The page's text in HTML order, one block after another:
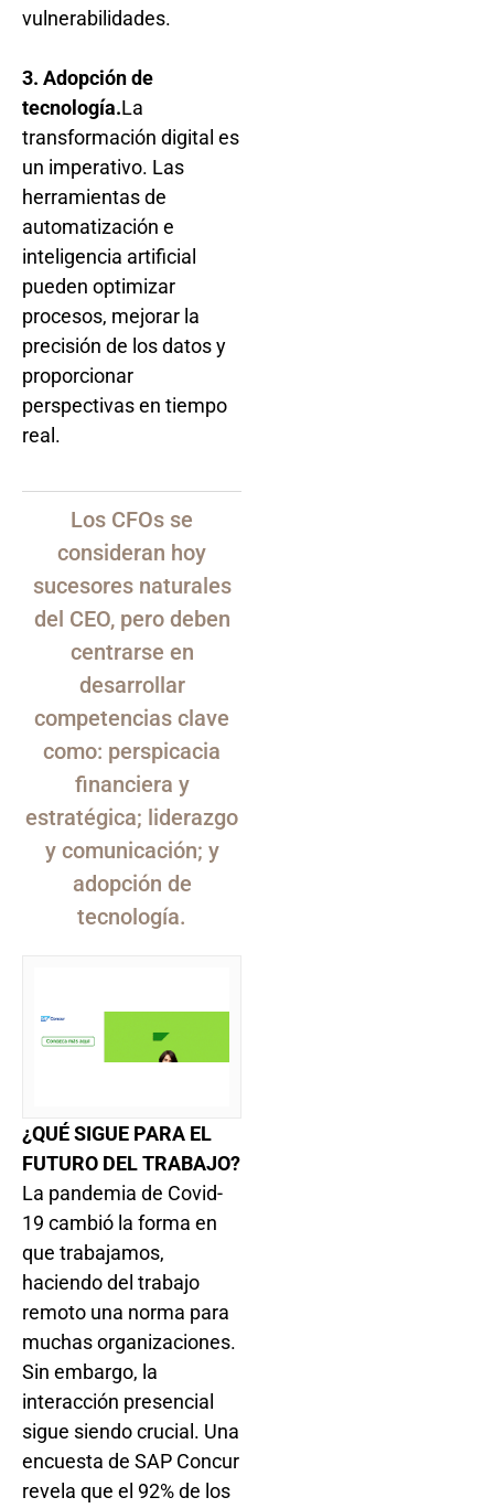
vulnerabilidades.
3. Adopción de
tecnología.La
transformación digital es
un imperativo. Las
herramientas de
automatización e
inteligencia artificial
pueden optimizar
procesos, mejorar la
precisión de los datos y
proporcionar
perspectivas en tiempo
real.
Los CFOs se
consideran hoy
sucesores naturales
del CEO, pero deben
centrarse en
desarrollar
competencias clave
como: perspicacia
financiera y
estratégica; liderazgo
y comunicación; y
adopción de
tecnología.
¿QUÉ SIGUE PARA EL
FUTURO DEL TRABAJO?
La pandemia de Covid-
19 cambió la forma en
que trabajamos,
haciendo del trabajo
remoto una norma para
muchas organizaciones.
Sin embargo, la
interacción presencial
sigue siendo crucial. Una
encuesta de SAP Concur
revela que el 92% de los